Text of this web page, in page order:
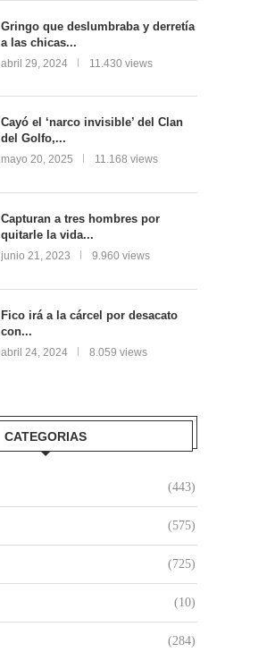
Gringo que deslumbraba y derretía
a las chicas...
abril 29, 2024 11.430 views
Cayó el ‘narco invisible’ del Clan
del Golfo,...
mayo 20, 2025 11.168 views
Capturan a tres hombres por
quitarle la vida...
junio 21, 2023 9.960 views
Fico irá a la cárcel por desacato
con...
abril 24, 2024 8.059 views
CATEGORIAS
(443)
(575)
(725)
(10)
(284)